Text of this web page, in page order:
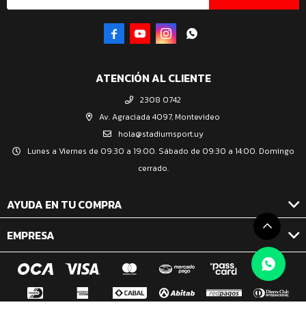
ATENCIÓN AL CLIENTE
2308 0742
Av. Agraciada 4097, Montevideo
hola@stadiumsport.uy
Lunes a Viernes de 09:30 a 19:00. Sábado de 09:30 a 14:00. Domingo
cerrado.
AYUDA EN TU COMPRA
EMPRESA
   